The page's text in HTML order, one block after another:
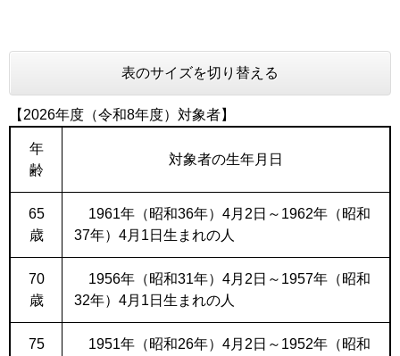
表のサイズを切り替える
【2026年度（令和8年度）対象者】
年
齢
対象者の生年月日
65
歳
1961年（昭和36年）4月2日～1962年（昭和
37年）4月1日生まれの人
70
歳
1956年（昭和31年）4月2日～1957年（昭和
32年）4月1日生まれの人
75
1951年（昭和26年）4月2日～1952年（昭和